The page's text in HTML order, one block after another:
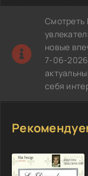
Смотреть
новые
7-06-
себя